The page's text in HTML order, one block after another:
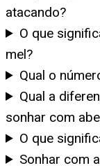
atacando?
O que
mel?
Qual o
Qual a
sonhar com
O que
Sonhar com